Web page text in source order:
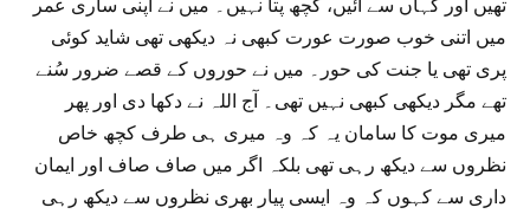
تھیں اور کہاں سے آئیں، کچھ پتا نہیں۔ میں نے اپنی ساری عمر
میں اتنی خوب صورت عورت کبھی نہ دیکھی تھی شاید کوئی
پری تھی یا جنت کی حور۔ میں نے حوروں کے قصے ضرور سُنے
تھے مگر دیکھی کبھی نہیں تھی۔ آج اللہ نے دکھا دی اور پھر
میری موت کا سامان یہ کہ وہ میری ہی طرف کچھ خاص
نظروں سے دیکھ رہی تھی بلکہ اگر میں صاف صاف اور ایمان
داری سے کہوں کہ وہ ایسی پیار بھری نظروں سے دیکھ رہی